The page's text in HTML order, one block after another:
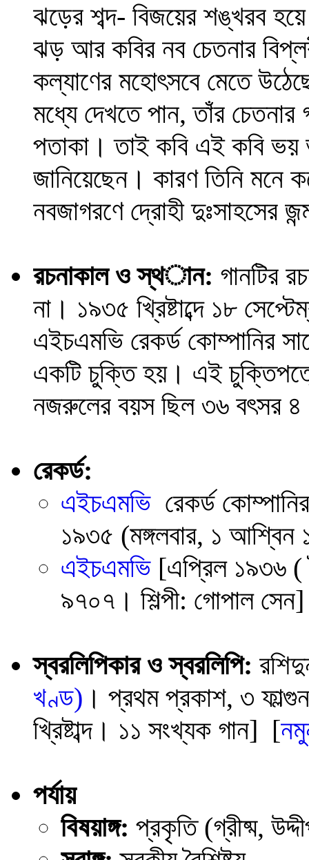
ঝড়ের শব্দ- বিজয়ের শঙ্খরব
ঝড় আর কবির নব চেতনার
কল্যাণের মহোৎসবে মেতে
মধ্যে দেখতে পান, তাঁর
পতাকা। তাই কবি এই কবি ভয়
জানিয়েছেন। কারণ তিনি
নবজাগরণে দ্রোহী দুঃসাহসের
রচনাকাল ও স্থান: গানটির
না। ১৯৩৫ খ্রিষ্টাব্দে ১৮
এইচএমভি রেকর্ড কোম্পানির
একটি চুক্তি হয়। এই
নজরুলের বয়স ছিল ৩৬ বৎসর
রেকর্ড:
এইচএমভি রেকর্ড
১৯৩৫ (মঙ্গলবার, ১
এইচএমভি [এপ্রিল ১৯৩৬
৯৭০৭। শিল্পী: গোপাল সেন]
স্বরলিপিকার ও স্বরলিপি:
খণ্ড) । প্রথম প্রকাশ, ৩
খ্রিষ্টাব্দ। ১১ সংখ্যক গান] [
পর্যায়
বিষয়াঙ্গ: প্রকৃতি (গ্রীষ্ম,